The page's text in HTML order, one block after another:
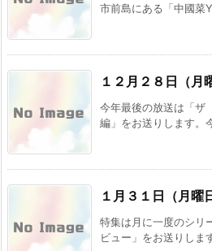
市前島にある「中國菜
１２月２８日（月
今年最後の放送は「
編」をお送りします。
１月３１日（月曜
特集は月に一度のシリ
ビュー」をお送りしま